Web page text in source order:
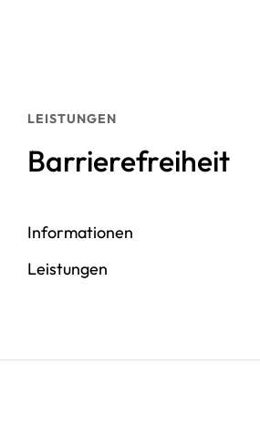
LEISTUNGEN
Barrierefreiheit
Informationen
Leistungen